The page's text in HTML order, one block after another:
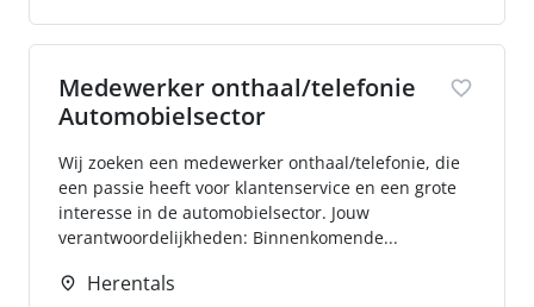
Medewerker onthaal/telefonie
Automobielsector
Wij zoeken een medewerker onthaal/telefonie, die
een passie heeft voor klantenservice en een grote
interesse in de automobielsector. Jouw
verantwoordelijkheden: Binnenkomende...
Herentals